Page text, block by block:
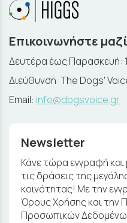
Επικοινωνήστε
Δευτέρα έως Παρασκευή:
Διεύθυνση: The Dogs'
Email: info@dogsvoice.gr
Newsletter
Κάνε τώρα εγγραφή
τις δράσεις της
κοινότητας! Με την
Όρους Χρήσης και την
Προσωπικών